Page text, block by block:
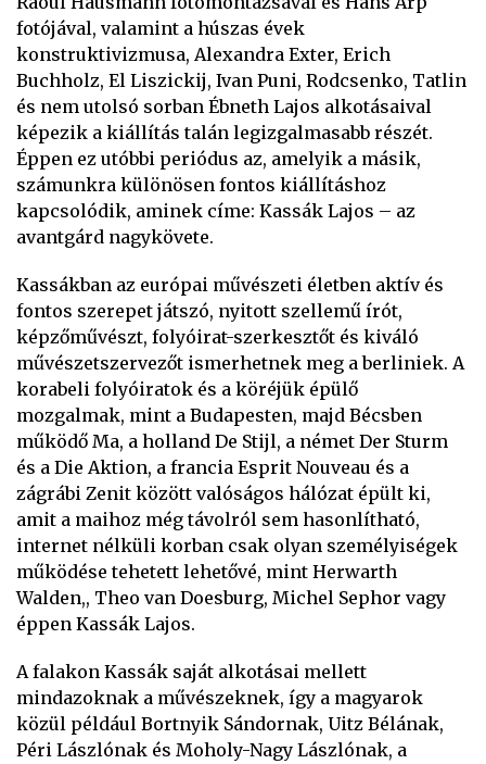
fotójával, valamint a húszas évek
konstruktivizmusa, Alexandra Exter, Erich
Buchholz, El Liszickij, Ivan Puni, Rodcsenko, Tatlin
és nem utolsó sorban Ébneth Lajos alkotásaival
képezik a kiállítás talán legizgalmasabb részét.
Éppen ez utóbbi periódus az, amelyik a másik,
számunkra különösen fontos kiállításhoz
kapcsolódik, aminek címe: Kassák Lajos – az
avantgárd nagykövete.
Kassákban az európai művészeti életben aktív és
fontos szerepet játszó, nyitott szellemű írót,
képzőművészt, folyóirat-szerkesztőt és kiváló
művészetszervezőt ismerhetnek meg a berliniek. A
korabeli folyóiratok és a köréjük épülő
mozgalmak, mint a Budapesten, majd Bécsben
működő Ma, a holland De Stijl, a német Der Sturm
és a Die Aktion, a francia Esprit Nouveau és a
zágrábi Zenit között valóságos hálózat épült ki,
amit a maihoz még távolról sem hasonlítható,
internet nélküli korban csak olyan személyiségek
működése tehetett lehetővé, mint Herwarth
Walden,, Theo van Doesburg, Michel Sephor vagy
éppen Kassák Lajos.
A falakon Kassák saját alkotásai mellett
mindazoknak a művészeknek, így a magyarok
közül például Bortnyik Sándornak, Uitz Bélának,
Péri Lászlónak és Moholy-Nagy Lászlónak, a